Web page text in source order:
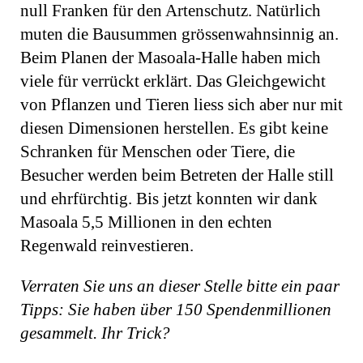
null Franken für den Artenschutz. Natürlich
muten die Bausummen grössenwahnsinnig an.
Beim Planen der Masoala-Halle haben mich
viele für verrückt erklärt. Das Gleichgewicht
von Pflanzen und Tieren liess sich aber nur mit
diesen Dimensionen herstellen. Es gibt keine
Schranken für Menschen oder Tiere, die
Besucher werden beim Betreten der Halle still
und ehrfürchtig. Bis jetzt konnten wir dank
Masoala 5,5 Millionen in den echten
Regenwald reinvestieren.
Verraten Sie uns an dieser Stelle bitte ein paar
Tipps: Sie haben über 150 Spendenmillionen
gesammelt. Ihr Trick?